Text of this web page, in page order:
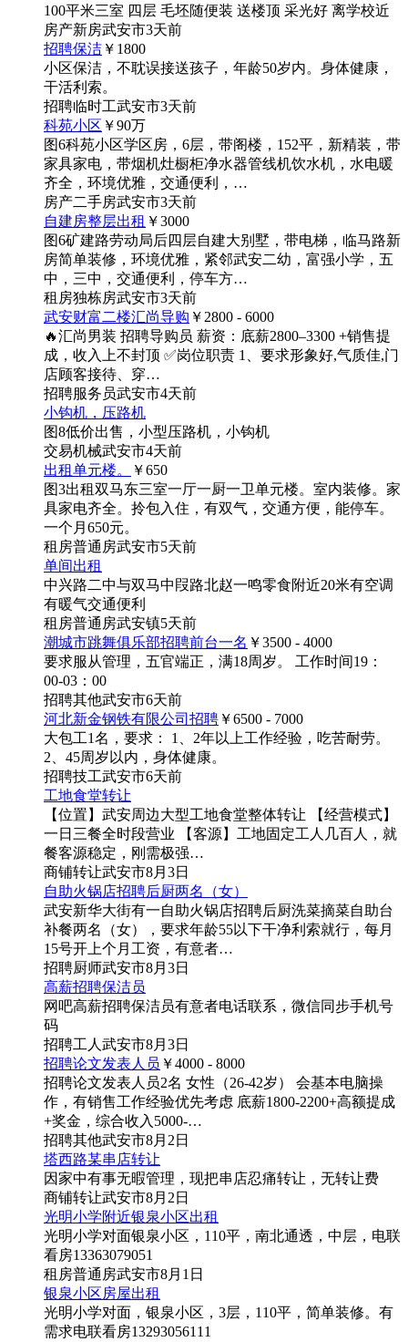
100平米三室 四层 毛坯随便装 送楼顶 采光好 离学校近
房产新房武安市3天前
招聘保洁 ￥1800
小区保洁，不耽误接送孩子，年龄50岁内。身体健康，
干活利索。
招聘临时工武安市3天前
科苑小区 ￥90万
图6科苑小区学区房，6层，带阁楼，152平，新精装，带
家具家电，带烟机灶橱柜净水器管线机饮水机，水电暖
齐全，环境优雅，交通便利，…
房产二手房武安市3天前
自建房整层出租 ￥3000
图6矿建路劳动局后四层自建大别墅，带电梯，临马路新
房简单装修，环境优雅，紧邻武安二幼，富强小学，五
中，三中，交通便利，停车方…
租房独栋房武安市3天前
武安财富二楼汇尚导购 ￥2800 - 6000
🔥汇尚男装 招聘导购员 薪资：底薪2800–3300 +销售提
成，收入上不封顶 ✅岗位职责 1、要求形象好,气质佳,门
店顾客接待、穿…
招聘服务员武安市4天前
小钩机，压路机
图8低价出售，小型压路机，小钩机
交易机械武安市4天前
出租单元楼。
￥650
图3出租双马东三室一厅一厨一卫单元楼。室内装修。家
具家电齐全。拎包入住，有双气，交通方便，能停车。
一个月650元。
租房普通房武安市5天前
单间出租
中兴路二中与双马中叚路北赵一鸣零食附近20米有空调
有暖气交通便利
租房普通房武安镇5天前
潮城市跳舞俱乐部招聘前台一名 ￥3500 - 4000
要求服从管理，五官端正，满18周岁。 工作时间19：
00-03：00
招聘其他武安市6天前
河北新金钢铁有限公司招聘 ￥6500 - 7000
大包工1名，要求： 1、2年以上工作经验，吃苦耐劳。
2、45周岁以内，身体健康。
招聘技工武安市6天前
工地食堂转让
【位置】武安周边大型工地食堂整体转让 【经营模式】
一日三餐全时段营业 【客源】工地固定工人几百人，就
餐客源稳定，刚需极强…
商铺转让武安市8月3日
自助火锅店招聘后厨两名（女）
武安新华大街有一自助火锅店招聘后厨洗菜摘菜自助台
补餐两名（女），要求年龄55以下干净利索就行，每月
15号开上个月工资，有意者…
招聘厨师武安市8月3日
高薪招聘保洁员
网吧高薪招聘保洁员有意者电话联系，微信同步手机号
码
招聘工人 武安市8月3日
招聘论文发表人员 ￥4000 - 8000
招聘论文发表人员2名 女性（26-42岁） 会基本电脑操
作，有销售工作经验优先考虑 底薪1800-2200+高额提成
+奖金，综合收入5000-…
招聘其他武安市8月2日
塔西路某串店转让
因家中有事无暇管理，现把串店忍痛转让，无转让费
商铺转让武安市8月2日
光明小学附近银泉小区出租
光明小学对面银泉小区，110平，南北通透，中层，电联
看房13363079051
租房普通房武安市8月1日
银泉小区房屋出租
光明小学对面，银泉小区，3层，110平，简单装修。有
需求电联看房13293056111